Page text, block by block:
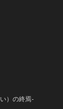
）の終焉-